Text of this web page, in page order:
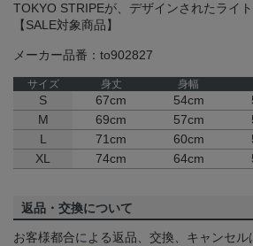
TOKYO STRIPEが、デザインされたライ
【SALE対象商品】
メーカー品番：to902827
サイズ 身丈 身幅
S 67cm 54cm
M
69cm 57cm
L
71cm 60cm
XL
74cm 64cm
返品・交換について
お客様都合による返品、交換、キャンセル